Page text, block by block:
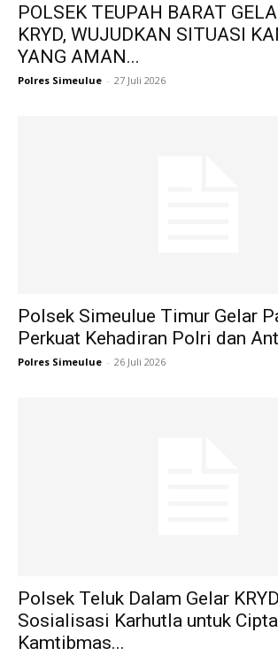
POLSEK TEUPAH BARAT
KRYD, WUJUDKAN SITUASI
YANG AMAN...
Polres Simeulue - 27 Juli 2026
Polsek Simeulue Timur Gelar
Perkuat Kehadiran Polri dan
Polres Simeulue - 26 Juli 2026
Polsek Teluk Dalam Gelar
Sosialisasi Karhutla untuk
Kamtibmas...